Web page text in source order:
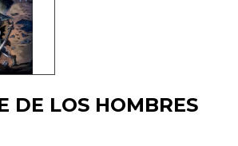
DE LOS HOMBRES